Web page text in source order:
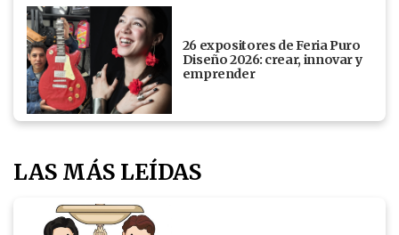
26 expositores de Feria Puro
Diseño 2026: crear, innovar y
emprender
LAS MÁS LEÍDAS